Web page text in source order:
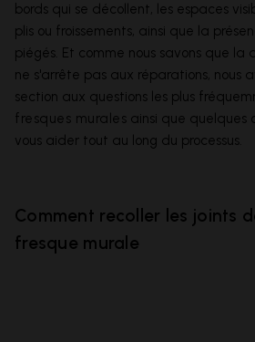
bords qui se décollent, les espaces
plis ou froissements, ainsi que la
piégés. Et comme nous savons que la
ne s'arrête pas aux réparations, nous
section aux questions les plus
fresques murales ainsi que quelques
vous aider tout au long du processus.
Comment recoller les joints
fresque murale